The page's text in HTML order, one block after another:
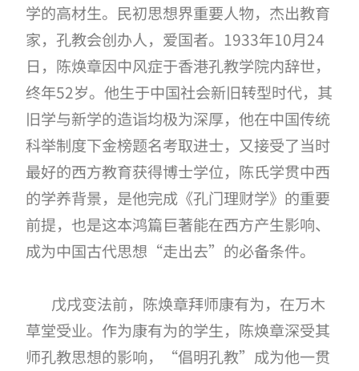
学的高材生。民初思想界重要人物，杰出教育
家，孔教会创办人，爱国者。 1933年10月24
日，陈焕章因中风症于香港孔教学院内辞世，
终年52岁。他生于中国社会新旧转型时代，其
旧学与新学的造诣均极为深厚，他在中国传统
科举制度下金榜题名考取进士，又接受了当时
最好的西方教育获得博士学位，陈氏学贯中西
的学养背景，是他完成《孔门理财学》的重要
前提，也是这本鸿篇巨著能在西方产生影响、
成为中国古代思想“走出去”的必备条件。
戊戌变法前，陈焕章拜师康有为，在万木
草堂受业。作为康有为的学生，陈焕章深受其
师孔教思想的影响，
“倡明孔教”成为他一贯